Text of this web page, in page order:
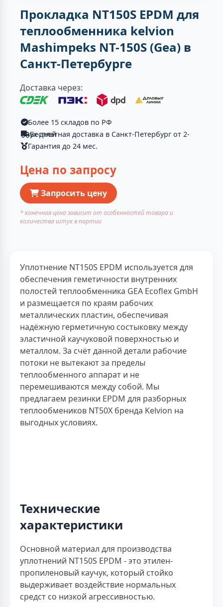
Прокладка NT150S EPDM для
теплообменника kelvion
Mashimpeks NT-150S (Gea) в
Санкт-Петербурге
Доставка через:
Более 15 складов по РФ
Бесплатная доставка в Санкт-Петербург от 2-ух дней
Гарантия до 24 мес.
Цена по запросу
Запросить цену
* конечная цена зависит от особенностей товара и
количества штук в партии
Уплотнение NT150S EPDM используется для
обеспечения геметичности внутренних
полостей теплообменника GEA Ecoflex GmbH
и размещается по краям рабочих
металлических пластин, обеспечивая
надёжную герметичную состыковку между
эластичной каучуковой поверхностью и
металлом. За счёт данной детали рабочие
потоки не вытекают за пределы
теплообменного аппарат и не
перемешиваются между собой. Мы
предлагаем резинки EPDM для разборных
теплообмеников NT50X бренда Kelvion на
выгодных условиях.
Технические
характеристики
Основной материал для производства
уплотнений NT150S EPDM - это этилен-
пропиленовый каучук, который стойко
выдерживает воздействие нормальных
средст со низкой агрессивностью.